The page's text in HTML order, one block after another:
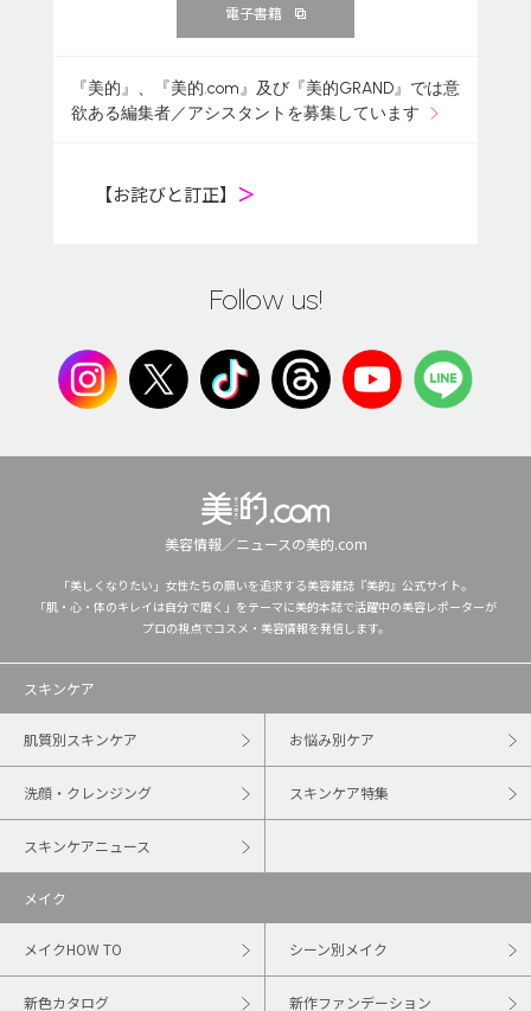
電子書籍
『美的』、『美的.com』及び『美的GRAND』では意
欲ある編集者／アシスタントを募集しています
【お詫びと訂正】 ＞
Follow us!
美容情報／ニュースの美的.com
「美しくなりたい」女性たちの願いを追求する美容雑誌『美的』公式サイト。
「肌・心・体のキレイは自分で磨く」をテーマに美的本誌で活躍中の美容レポーターが
プロの視点でコスメ・美容情報を発信します。
スキンケア
肌質別スキンケア お悩み別ケア
洗顔・クレンジング スキンケア特集
スキンケアニュース
メイク
メイクHOW TO シーン別メイク
新色カタログ 新作ファンデーション